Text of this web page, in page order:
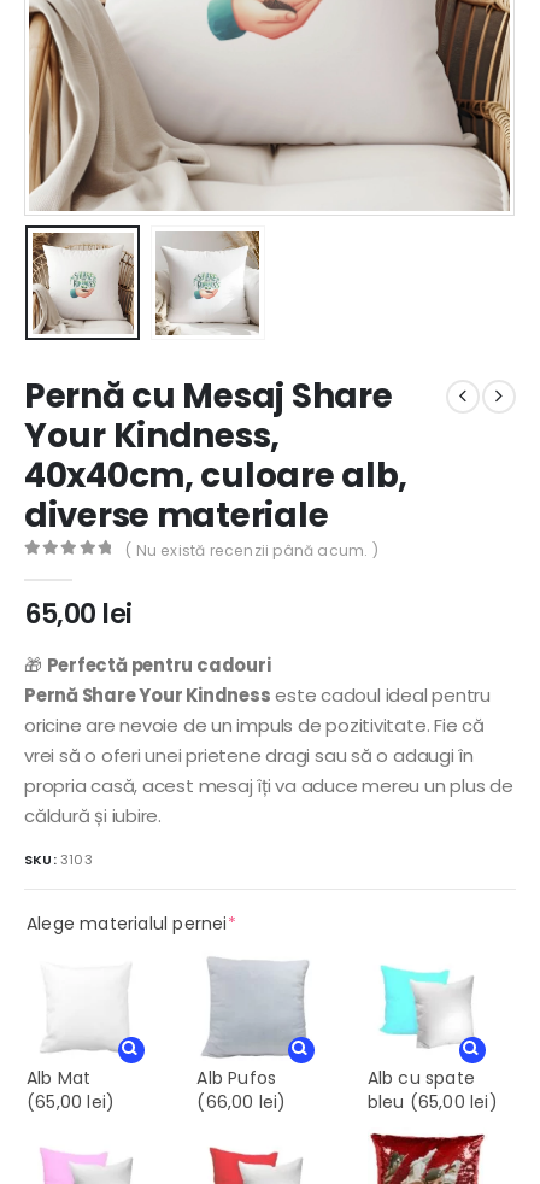
Pernă cu Mesaj Share
Your Kindness,
40x40cm, culoare alb,
diverse materiale
( Nu există recenzii până acum. )
65,00 lei
🎁 Perfectă pentru cadouri
Pernă Share Your Kindnesseste cadoul ideal pentru
oricine are nevoie de un impuls de pozitivitate. Fie că
vrei să o oferi unei prietene dragi sau să o adaugi în
propria casă, acest mesaj îți va aduce mereu un plus de
căldură și iubire.
SKU:3103
Alege materialul pernei*(required)
Alb Mat
(65,00 lei)
Alb Pufos
(66,00 lei)
Alb cu spate
bleu (65,00 lei)